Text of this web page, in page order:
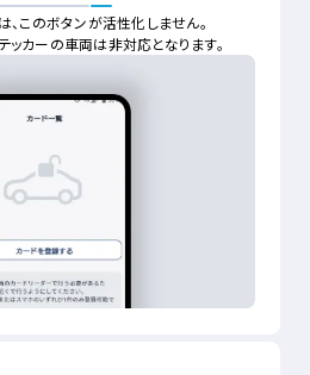
このボタンが活性化しません。
カーの車両は非対応となります。